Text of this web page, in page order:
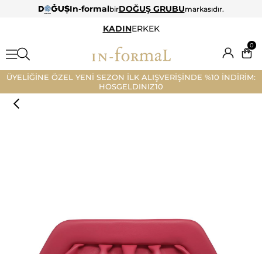
In-formalbirDOĞUŞ GRUBUmarkasıdır.
KADINERKEK
0
ÜYELİĞİNE ÖZEL YENİ SEZON İLK ALIŞVERİŞİNDE %10 İNDİRİM:
HOSGELDINIZ10